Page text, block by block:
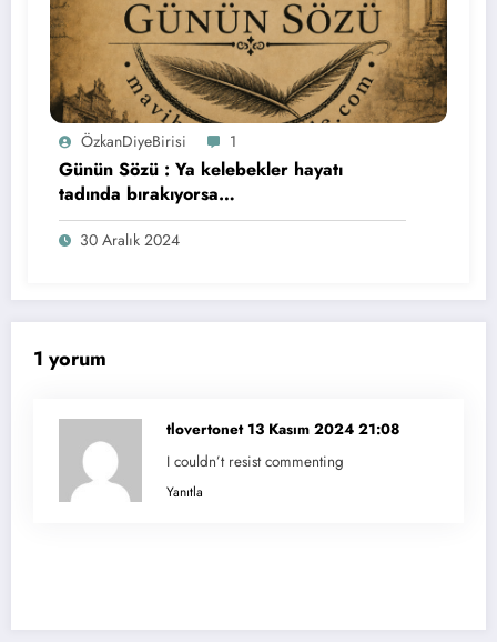
ÖzkanDiyeBirisi 1
Günün Sözü : Ya kelebekler hayatı
tadında bırakıyorsa…
30 Aralık 2024
1 yorum
tlovertonet 13 Kasım 2024 21:08
I couldn’t resist commenting
Yanıtla